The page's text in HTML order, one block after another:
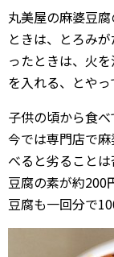
丸美屋の麻婆豆
ときは、とろみ
ったときは、火
を入れる、とやっ
子供の頃から食
今では専門店で
べると劣ること
豆腐の素が約200
豆腐も一回分で